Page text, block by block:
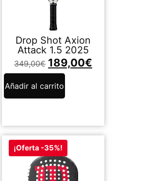
Drop Shot Axion
Attack 1.5 2025
349,00€ 189,00€
Añadir al carrito
¡Oferta -35%!